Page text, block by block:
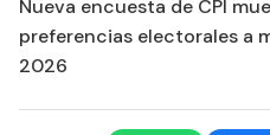
Nueva encuesta de CPI
preferencias electorales a
2026